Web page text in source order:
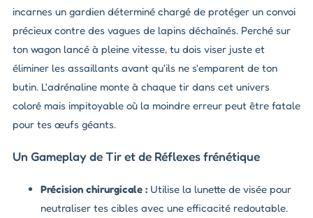
incarnes un gardien déterminé chargé de protéger un convoi
précieux contre des vagues de lapins déchaînés. Perché sur
ton wagon lancé à pleine vitesse, tu dois viser juste et
éliminer les assaillants avant qu'ils ne s'emparent de ton
butin. L'adrénaline monte à chaque tir dans cet univers
coloré mais impitoyable où la moindre erreur peut être fatale
pour tes œufs géants.
Un Gameplay de Tir et de Réflexes frénétique
Précision chirurgicale : Utilise la lunette de visée pour
neutraliser tes cibles avec une efficacité redoutable.